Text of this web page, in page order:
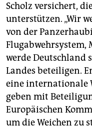
Scholz versichert,
unterstützen. „Wir
von der
Flugabwehrsystem,
werde Deutschland
Landes beteiligen.
eine internationale
geben mit
Europäischen
um die Weichen zu